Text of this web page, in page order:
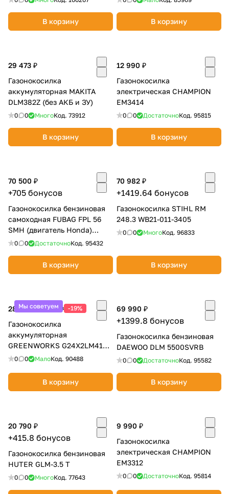
В корзину В корзину
29 473 ₽
Газонокосилка
аккумуляторная MAKITA
DLM382Z (без АКБ и ЗУ)
0 0 МногоКод. 73912
В корзину
12 990 ₽
Газонокосилка
электрическая CHAMPION
EM3414
0 0 ДостаточноКод. 95815
В корзину
70 500 ₽
+705 бонусов
Газонокосилка бензиновая
самоходная FUBAG FPL 56
SMH (двигатель Honda)
46297
0 0 ДостаточноКод. 95432
В корзину
70 982 ₽
+1419.64 бонусов
Газонокосилка STIHL RM
248.3 WB21-011-3405
0 0 МногоКод. 96833
В корзину
Мы советуем
28 990 ₽35 990 ₽ -19%
Газонокосилка
аккумуляторная
GREENWORKS G24X2LM41K8
2512607UD
0 0 МалоКод. 90488
В корзину
69 990 ₽
+1399.8 бонусов
Газонокосилка бензиновая
DAEWOO DLM 5500SVRB
0 0 ДостаточноКод. 95582
В корзину
20 790 ₽
+415.8 бонусов
Газонокосилка бензиновая
HUTER GLM-3.5 T
0 0 МногоКод. 77643
9 990 ₽
Газонокосилка
электрическая CHAMPION
EM3312
0 0 ДостаточноКод. 95814